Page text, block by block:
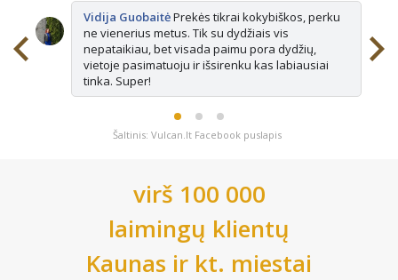
Vidija GuobaitėPrekės tikrai kokybiškos, perku
ne vienerius metus. Tik su dydžiais vis
nepataikiau, bet visada paimu pora dydžių,
vietoje pasimatuoju ir išsirenku kas labiausiai
tinka. Super!
Šaltinis: Vulcan.lt Facebook puslapis
virš 100 000
laimingų klientų
Kaunas ir kt. miestai